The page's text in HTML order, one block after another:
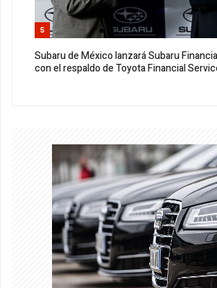
5
Subaru de México lanzará Subaru
con el respaldo de Toyota Financial